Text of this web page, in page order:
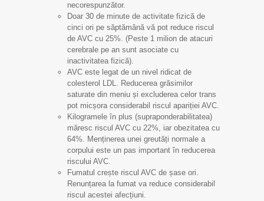
necorespunzător.
Doar 30 de minute de activitate fizică de
cinci ori pe săptămână vă pot reduce riscul
de AVC cu 25%. (Peste 1 milion de atacuri
cerebrale pe an sunt asociate cu
inactivitatea fizică).
AVC este legat de un nivel ridicat de
colesterol LDL. Reducerea grăsimilor
saturate din meniu și excluderea celor trans
pot micșora considerabil riscul apariției AVC.
Kilogramele în plus (supraponderabilitatea)
măresc riscul AVC cu 22%, iar obezitatea cu
64%. Menținerea unei greutăți normale a
corpului este un pas important în reducerea
riscului AVC.
Fumatul crește riscul AVC de șase ori.
Renunțarea la fumat va reduce considerabil
riscul acestei afecțiuni.